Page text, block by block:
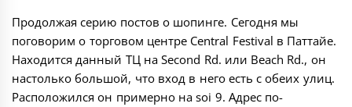
Продолжая серию постов о шопинге. Сегодня мы
поговорим о торговом центре Central Festival в Паттайе.
Находится данный ТЦ на Second Rd. или Beach Rd., он
настолько большой, что вход в него есть с обеих улиц.
Расположился он примерно на soi 9. Адрес по-